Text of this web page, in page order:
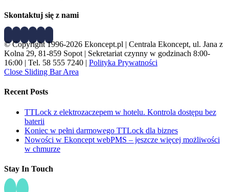
Skontaktuj się z nami
© Copyright 1996-2026 Ekoncept.pl | Centrala Ekoncept, ul. Jana z
Kolna 29, 81-859 Sopot | Sekretariat czynny w godzinach 8:00-
16:00 | Tel. 58 555 7240 | Polityka Prywatności
Close Sliding Bar Area
Recent Posts
TTLock z elektrozaczepem w hotelu. Kontrola dostępu bez
baterii
Koniec w pełni darmowego TTLock dla biznes
Nowości w Ekoncept webPMS – jeszcze więcej możliwości
w chmurze
Stay In Touch